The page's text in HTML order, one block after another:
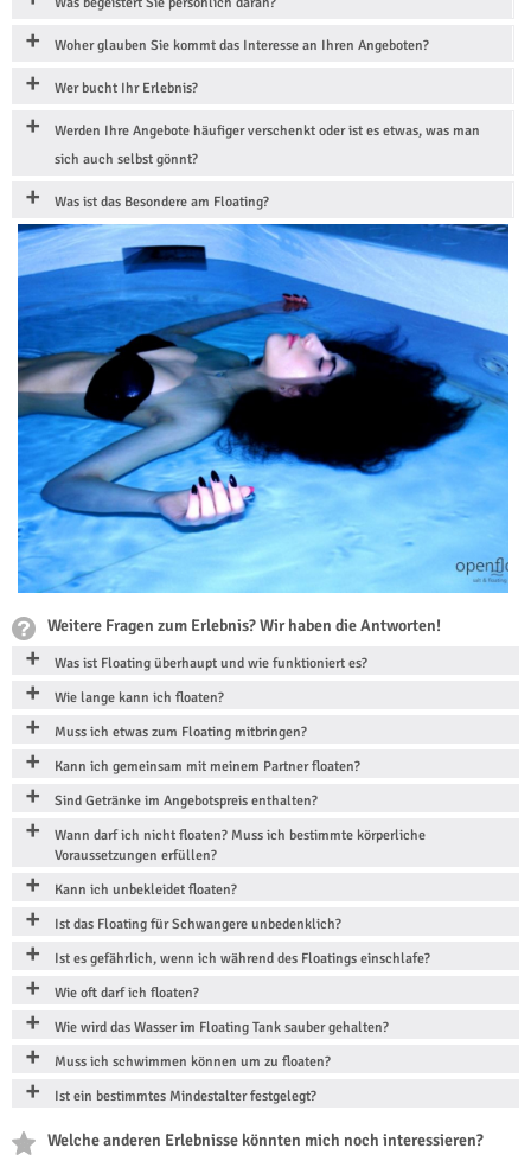
Woher glauben Sie kommt das Interesse an Ihren Angeboten?
Wer bucht Ihr Erlebnis?
Werden Ihre Angebote häufiger verschenkt oder ist es etwas, was man
sich auch selbst gönnt?
Was ist das Besondere am Floating?
Weitere Fragen zum Erlebnis? Wir haben die Antworten!
Was ist Floating überhaupt und wie funktioniert es?
Wie lange kann ich floaten?
Muss ich etwas zum Floating mitbringen?
Kann ich gemeinsam mit meinem Partner floaten?
Sind Getränke im Angebotspreis enthalten?
Wann darf ich nicht floaten? Muss ich bestimmte körperliche
Voraussetzungen erfüllen?
Kann ich unbekleidet floaten?
Ist das Floating für Schwangere unbedenklich?
Ist es gefährlich, wenn ich während des Floatings einschlafe?
Wie oft darf ich floaten?
Wie wird das Wasser im Floating Tank sauber gehalten?
Muss ich schwimmen können um zu floaten?
Ist ein bestimmtes Mindestalter festgelegt?
Welche anderen Erlebnisse könnten mich noch interessieren?